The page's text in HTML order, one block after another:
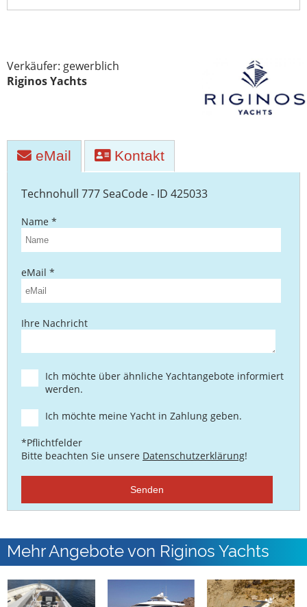
Verkäufer: gewerblich
Riginos Yachts
eMail Kontakt
Technohull 777 SeaCode - ID 425033
Name *
eMail *
Ihre Nachricht
Ich möchte über ähnliche Yachtangebote informiert
werden.
Ich möchte meine Yacht in Zahlung geben.
*Pflichtfelder
Bitte beachten Sie unsere Datenschutzerklärung!
Senden
Mehr Angebote von Riginos Yachts